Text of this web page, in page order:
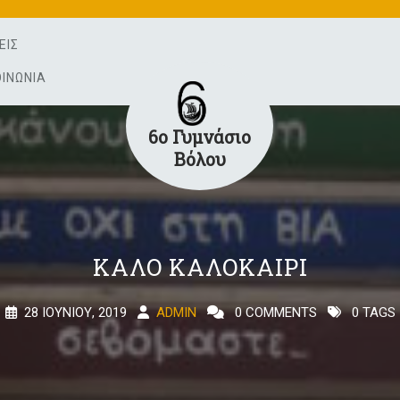
6ο Γυμνάσιο
Βόλου
ΚΑΛΌ ΚΑΛΟΚΑΊΡΙ
28 ΙΟΥΝΊΟΥ, 2019 ADMIN 0 COMMENTS 0 TAGS